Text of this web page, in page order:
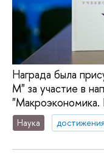
Награда была
М" за участие в
"Макроэкономика.
Наука достижения